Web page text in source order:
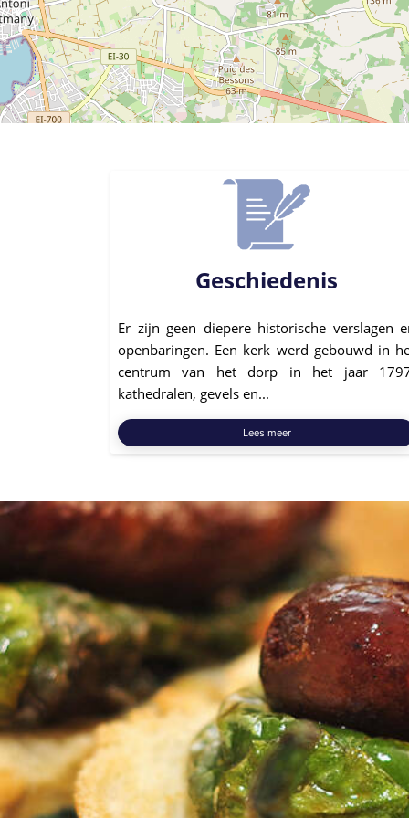
Geschiedenis
Er zijn geen diepere historische verslagen
openbaringen. Een kerk werd gebouwd in
centrum van het dorp in het jaar
kathedralen, gevels en...
Lees meer